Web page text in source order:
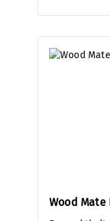
Wood Mate